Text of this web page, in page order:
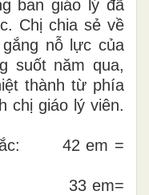
ban giáo lý đã
Chị chia sẻ về
nỗ lực của
suốt năm qua,
thành từ phía
chị giáo lý viên.
42 em =
33 em=